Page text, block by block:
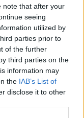
note that after your
seeing
utilized by
parties prior to
of the further
third parties on the
information may
the IAB’s List of
disclose it to other
de Salud.
de 36 años que
que no es la